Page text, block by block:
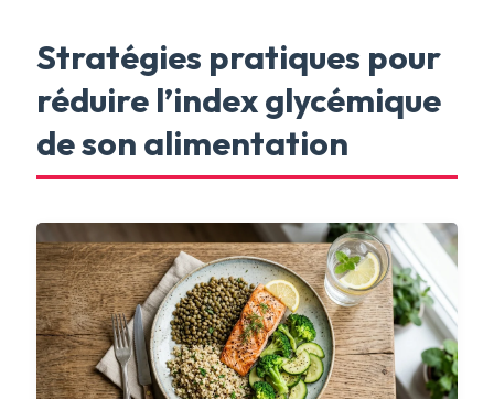
Stratégies pratiques pour
réduire l’index glycémique
de son alimentation